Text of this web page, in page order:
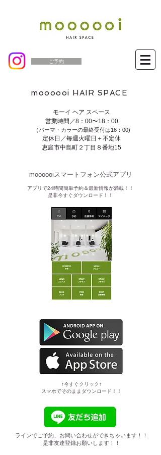
ご予約
moooooi HAIR SPACE
モーイ ヘア スペース
営業時間／8：00〜18：00
（パーマ・カラーの最終受付は16：00)
定休日／毎週火曜日＋不定休
恵庭市中島町２丁目８番地15
moooooiスマートフォン公式アプリ​
​アプリで24時間簡単予約＆最新情報が満載！！
是非今すぐダウンロード！！
​↑今すぐクリック↑
スマホでそのままダウンロード！！
ラインでご予約、お問い合わせができちゃいます！！
是非友達登録お願いします！！